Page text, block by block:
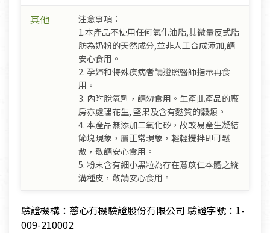
其他
注意事項：
1.本產品不使用任何氫化油脂,其微量反式脂
肪為奶粉的天然成分,並非人工合成添加,請
安心食用。
2. 孕婦和特殊疾病者請遵照醫師指示再食
用。
3. 內附脫氧劑，請勿食用。生產此產品的廠
房亦處理花生, 堅果及含有麩質的穀類。
4. 本產品無添加二氧化矽，故較易產生凝結
節塊現象，屬正常現象，輕輕攪拌即可鬆
散，敬請安心食用。
5. 粉末含有細小黑粒為存在薏苡仁本體之縱
溝種皮，敬請安心食用。
驗證機構：慈心有機驗證股份有限公司 驗證字號：1-
009-210002